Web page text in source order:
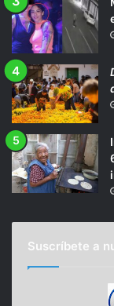
Suscríbete a